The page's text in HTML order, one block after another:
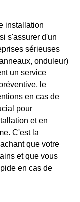
installation
s'assurer d'un
sérieuses
onduleur)
un service
le
en cas de
pour
et en
C'est la
que votre
et que vous
en cas de